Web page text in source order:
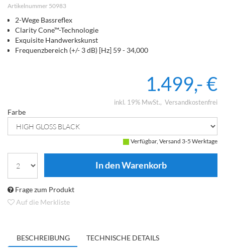
Artikelnummer 50983
2-Wege Bassreflex
Clarity Cone™-Technologie
Exquisite Handwerkskunst
Frequenzbereich (+/- 3 dB) [Hz] 59 - 34,000
1.499,- €
inkl. 19% MwSt. Versandkostenfrei
Farbe
Verfügbar, Versand 3-5 Werktage
Frage zum Produkt
Auf die Merkliste
BESCHREIBUNG
TECHNISCHE DETAILS